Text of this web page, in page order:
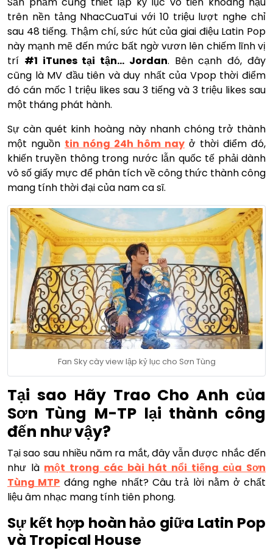
trên nền tảng NhacCuaTui với 10 triệu lượt nghe chỉ
sau 48 tiếng. Thậm chí, sức hút của giai điệu Latin Pop
này mạnh mẽ đến mức bất ngờ vươn lên chiếm lĩnh vị
trí #1 iTunes tại tận… Jordan. Bên cạnh đó, đây
cũng là MV đầu tiên và duy nhất của Vpop thời điểm
đó cán mốc 1 triệu likes sau 3 tiếng và 3 triệu likes sau
một tháng phát hành.
Sự càn quét kinh hoàng này nhanh chóng trở thành
một nguồn tin nóng 24h hôm nay ở thời điểm đó,
khiến truyền thông trong nước lẫn quốc tế phải dành
vô số giấy mực để phân tích về công thức thành công
mang tính thời đại của nam ca sĩ.
Fan Sky cày view lập kỷ lục cho Sơn Tùng
Tại sao Hãy Trao Cho Anh của
Sơn Tùng M-TP lại thành công
đến như vậy?
Tại sao sau nhiều năm ra mắt, đây vẫn được nhắc đến
như là một trong các bài hát nổi tiếng của Sơn
Tùng MTP đáng nghe nhất? Câu trả lời nằm ở chất
liệu âm nhạc mang tính tiên phong.
Sự kết hợp hoàn hảo giữa Latin Pop
và Tropical House